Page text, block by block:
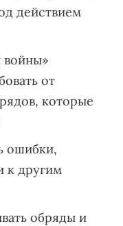
действием
войны»
от
которые
ошибки,
к другим
обряды и